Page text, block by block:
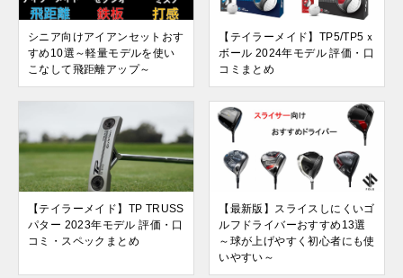
シニア向けアイアンセットおす
すめ10選～軽量モデルを使い
こなして飛距離アップ～
【テイラーメイド】TP5/TP5ｘ
ボール 2024年モデル 評価・口
コミまとめ
【テイラーメイド】TP TRUSS
パター 2023年モデル 評価・口
コミ・スペックまとめ
【最新版】スライスしにくいゴ
ルフドライバーおすすめ13選
～球が上げやすく初心者にも使
いやすい～